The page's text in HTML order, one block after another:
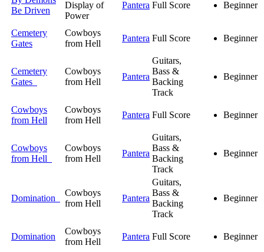
Be Driven
Display of
Power
Pantera Full Score Beginner
Cemetery
Gates
Cowboys
from Hell
Pantera Full Score Beginner
Cemetery
Gates
Cowboys
from Hell
Pantera
Guitars,
Bass &
Backing
Track
Beginner
Cowboys
from Hell
Cowboys
from Hell
Pantera Full Score Beginner
Cowboys
from Hell
Cowboys
from Hell
Pantera
Guitars,
Bass &
Backing
Track
Beginner
Domination
Cowboys
from Hell
Pantera
Guitars,
Bass &
Backing
Track
Beginner
Domination
Cowboys
from Hell
Pantera Full Score Beginner